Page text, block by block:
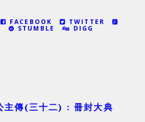
FACEBOOK TWITTER
STUMBLE DIGG
主傳(三十二) : 冊封大典